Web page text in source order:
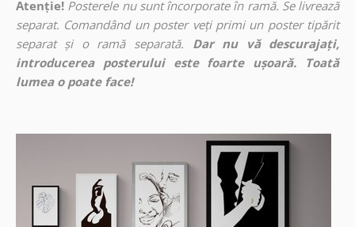
Atenție! Posterele nu sunt încorporate în ramă. Se livrează
separat. Comandând un poster veți primi un poster tipărit
separat și o ramă separată.
Dar nu vă descurajați,
introducerea posterului este foarte ușoară. Toată
lumea o poate face!